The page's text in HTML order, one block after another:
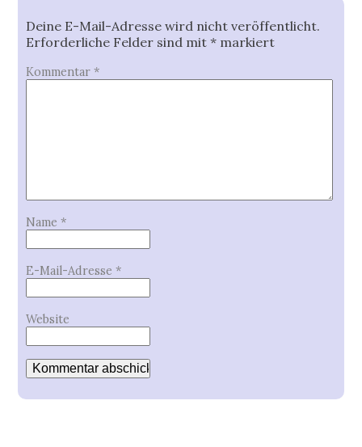
Deine E-Mail-Adresse wird nicht veröffentlicht.
Erforderliche Felder sind mit* markiert
Kommentar*
Name*
E-Mail-Adresse*
Website